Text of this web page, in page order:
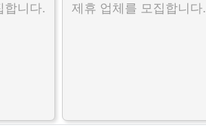
합니다. 제휴 업체를 모집합니다.